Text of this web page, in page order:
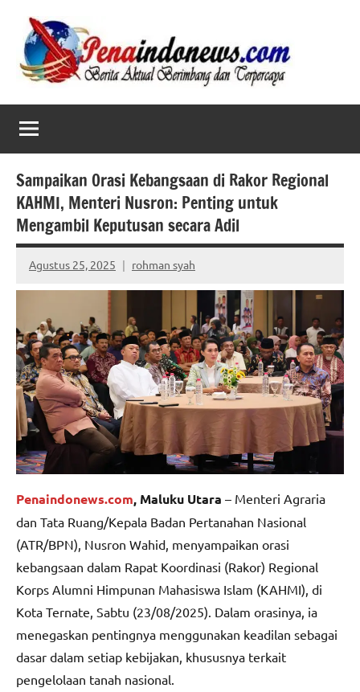
content
Sampaikan Orasi Kebangsaan di Rakor Regional
KAHMI, Menteri Nusron: Penting untuk
Mengambil Keputusan secara Adil
Agustus 25, 2025 rohman syah
No
comments
Penaindonews.com, Maluku Utara – Menteri Agraria
dan Tata Ruang/Kepala Badan Pertanahan Nasional
(ATR/BPN), Nusron Wahid, menyampaikan orasi
kebangsaan dalam Rapat Koordinasi (Rakor) Regional
Korps Alumni Himpunan Mahasiswa Islam (KAHMI), di
Kota Ternate, Sabtu (23/08/2025). Dalam orasinya, ia
menegaskan pentingnya menggunakan keadilan sebagai
dasar dalam setiap kebijakan, khususnya terkait
pengelolaan tanah nasional.